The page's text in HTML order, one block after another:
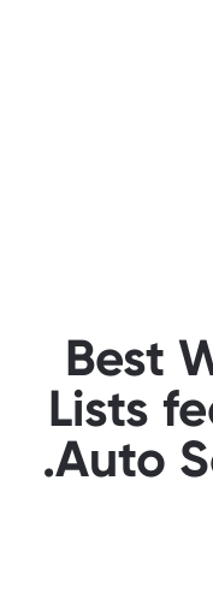
Best
Lists
Auto